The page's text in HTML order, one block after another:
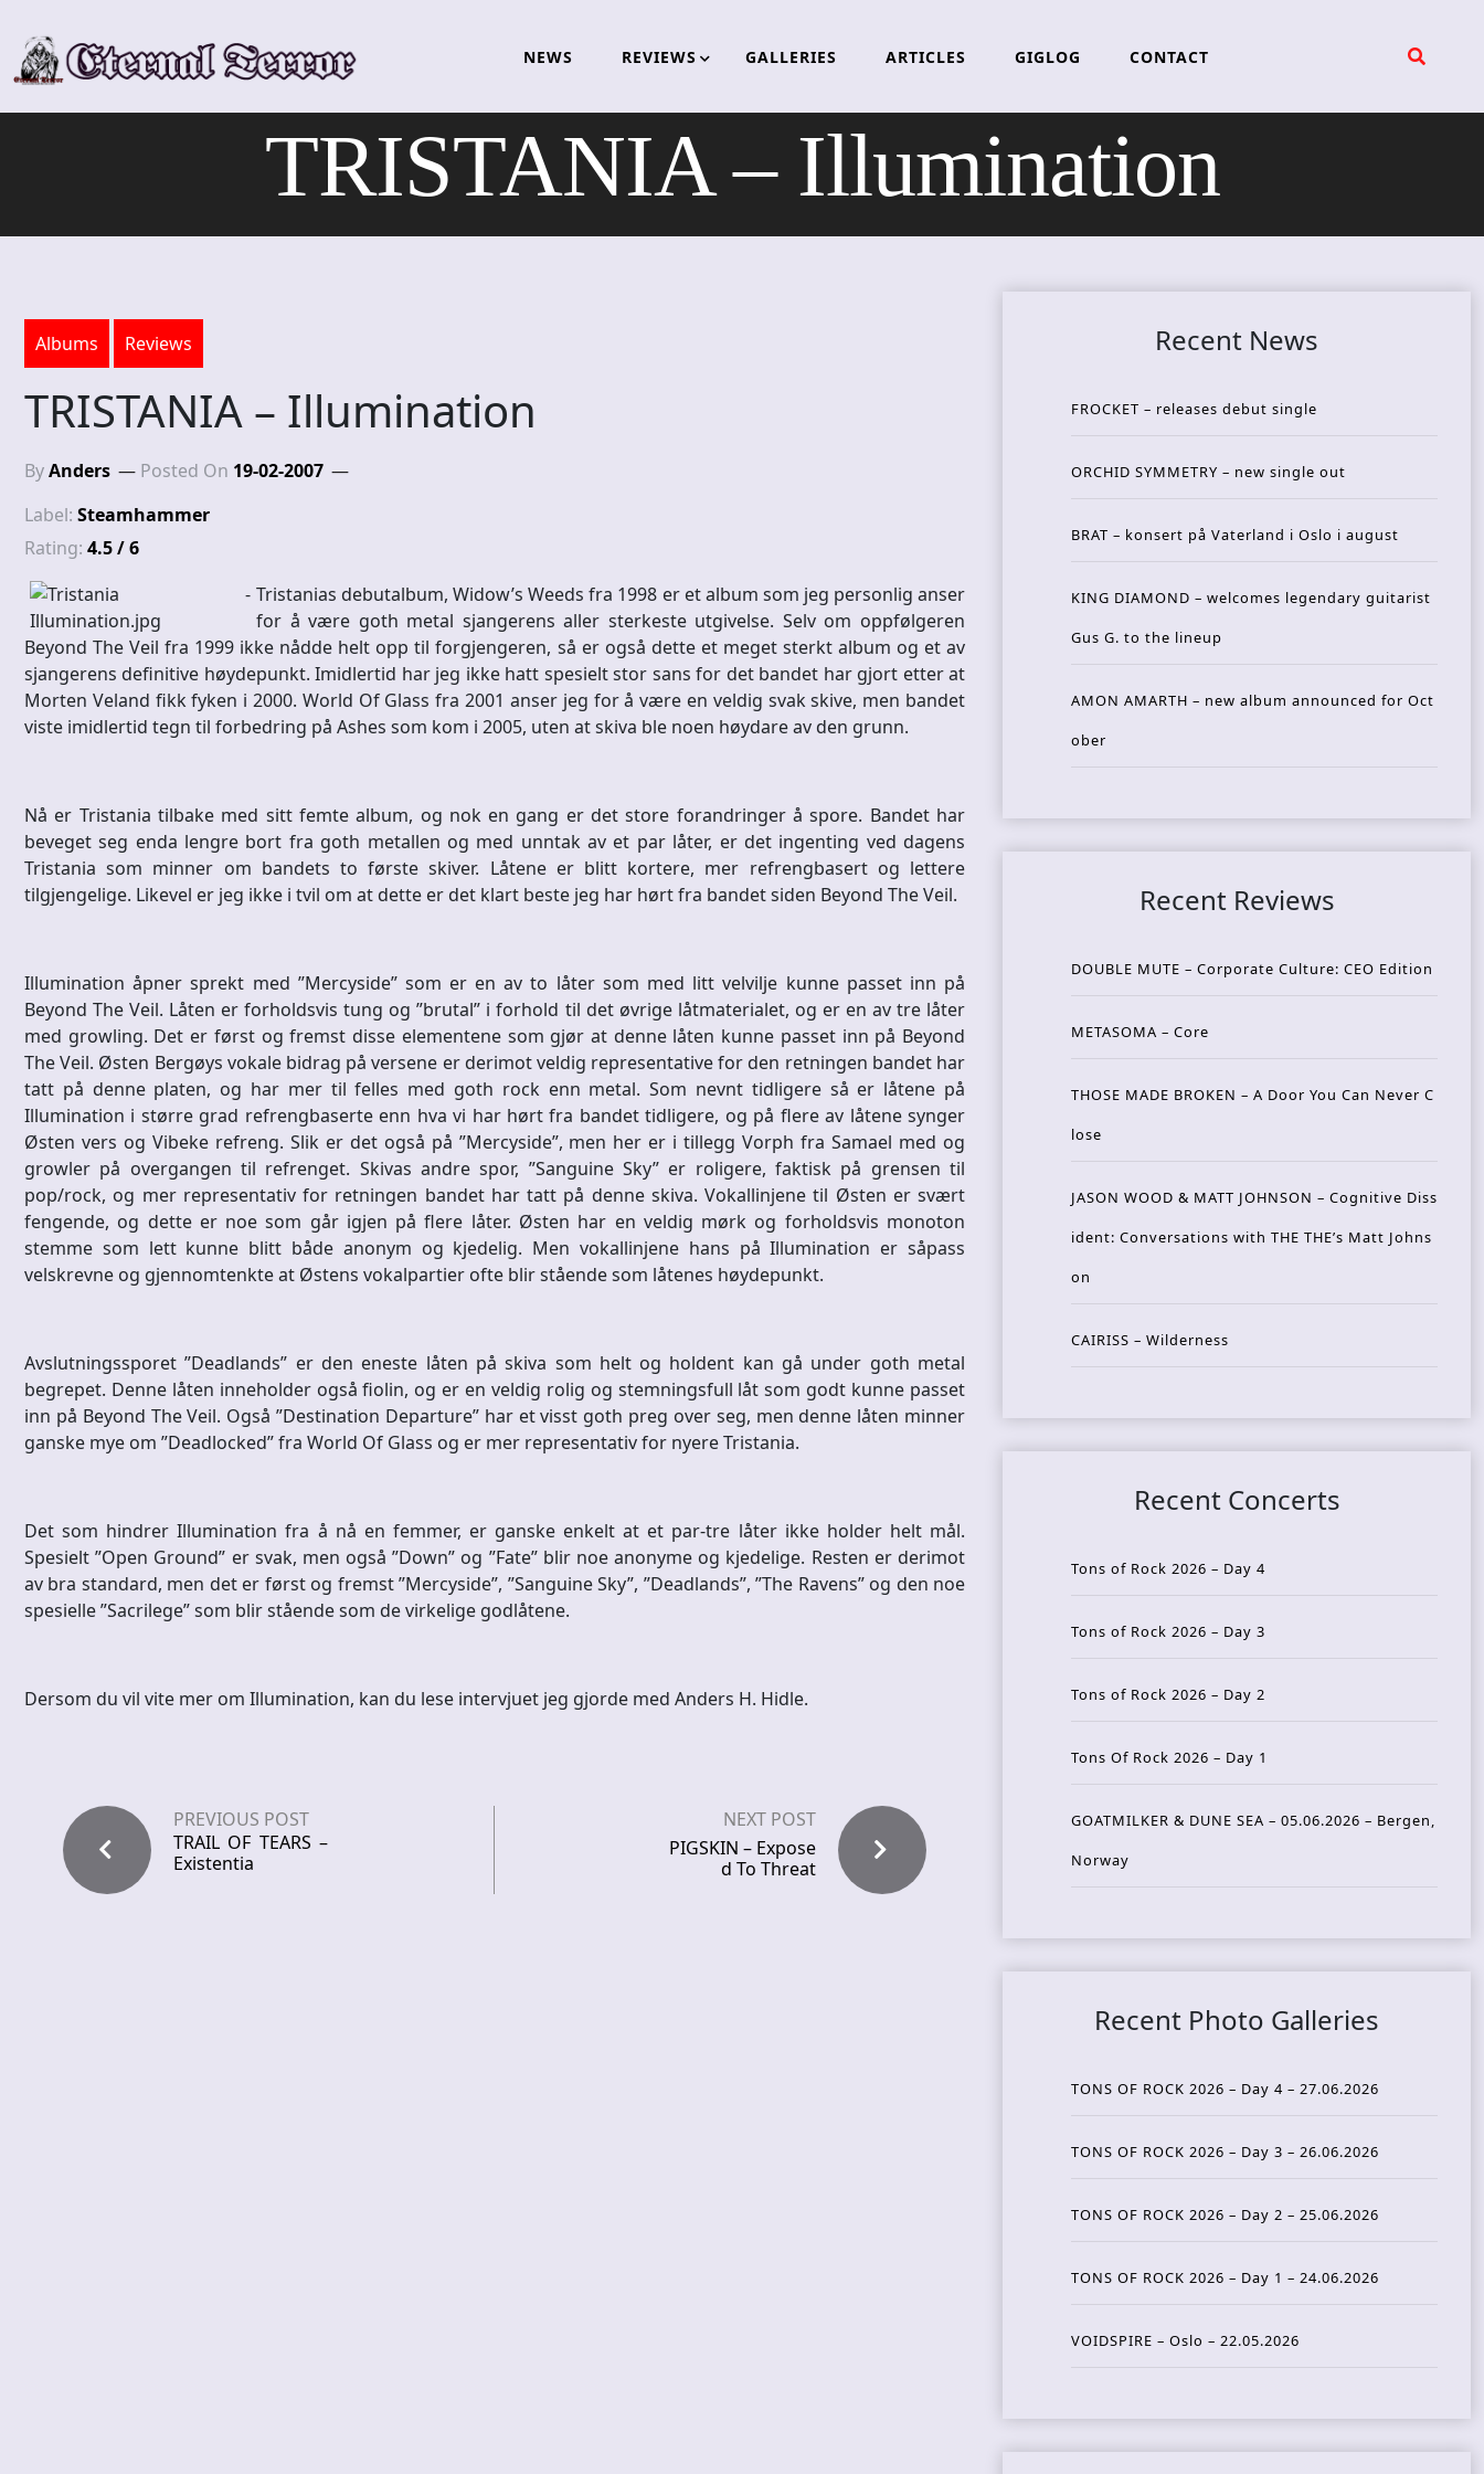
content
NEWS REVIEWS GALLERIES ARTICLES GIGLOG CONTACT
TRISTANIA – Illumination
Albums Reviews
TRISTANIA – Illumination
ByAnders Posted On 19-02-2007
Label: Steamhammer
Rating: 4.5 / 6
Tristanias debutalbum, Widow’s Weeds fra 1998 er et album som jeg personlig anser
for å være goth metal sjangerens aller sterkeste utgivelse. Selv om oppfølgeren
Beyond The Veil fra 1999 ikke nådde helt opp til forgjengeren, så er også dette et meget sterkt album og et av
sjangerens definitive høydepunkt. Imidlertid har jeg ikke hatt spesielt stor sans for det bandet har gjort etter at
Morten Veland fikk fyken i 2000. World Of Glass fra 2001 anser jeg for å være en veldig svak skive, men bandet
viste imidlertid tegn til forbedring på Ashes som kom i 2005, uten at skiva ble noen høydare av den grunn.
Nå er Tristania tilbake med sitt femte album, og nok en gang er det store forandringer å spore. Bandet har
beveget seg enda lengre bort fra goth metallen og med unntak av et par låter, er det ingenting ved dagens
Tristania som minner om bandets to første skiver. Låtene er blitt kortere, mer refrengbasert og lettere
tilgjengelige. Likevel er jeg ikke i tvil om at dette er det klart beste jeg har hørt fra bandet siden Beyond The Veil.
Illumination åpner sprekt med ”Mercyside” som er en av to låter som med litt velvilje kunne passet inn på
Beyond The Veil. Låten er forholdsvis tung og ”brutal” i forhold til det øvrige låtmaterialet, og er en av tre låter
med growling. Det er først og fremst disse elementene som gjør at denne låten kunne passet inn på Beyond
The Veil. Østen Bergøys vokale bidrag på versene er derimot veldig representative for den retningen bandet har
tatt på denne platen, og har mer til felles med goth rock enn metal. Som nevnt tidligere så er låtene på
Illumination i større grad refrengbaserte enn hva vi har hørt fra bandet tidligere, og på flere av låtene synger
Østen vers og Vibeke refreng. Slik er det også på ”Mercyside”, men her er i tillegg Vorph fra Samael med og
growler på overgangen til refrenget. Skivas andre spor, ”Sanguine Sky” er roligere, faktisk på grensen til
pop/rock, og mer representativ for retningen bandet har tatt på denne skiva. Vokallinjene til Østen er svært
fengende, og dette er noe som går igjen på flere låter. Østen har en veldig mørk og forholdsvis monoton
stemme som lett kunne blitt både anonym og kjedelig. Men vokallinjene hans på Illumination er såpass
velskrevne og gjennomtenkte at Østens vokalpartier ofte blir stående som låtenes høydepunkt.
Avslutningssporet ”Deadlands” er den eneste låten på skiva som helt og holdent kan gå under goth metal
begrepet. Denne låten inneholder også fiolin, og er en veldig rolig og stemningsfull låt som godt kunne passet
inn på Beyond The Veil. Også ”Destination Departure” har et visst goth preg over seg, men denne låten minner
ganske mye om ”Deadlocked” fra World Of Glass og er mer representativ for nyere Tristania.
Det som hindrer Illumination fra å nå en femmer, er ganske enkelt at et par-tre låter ikke holder helt mål.
Spesielt ”Open Ground” er svak, men også ”Down” og ”Fate” blir noe anonyme og kjedelige. Resten er derimot
av bra standard, men det er først og fremst ”Mercyside”, ”Sanguine Sky”, ”Deadlands”, ”The Ravens” og den noe
spesielle ”Sacrilege” som blir stående som de virkelige godlåtene.
Dersom du vil vite mer om Illumination, kan du lese intervjuet jeg gjorde med Anders H. Hidle.
PREVIOUS POST
TRAIL OF TEARS –
Existentia
NEXT POST
PIGSKIN – Expose
d To Threat
Recent News
FROCKET – releases debut single
ORCHID SYMMETRY – new single out
BRAT – konsert på Vaterland i Oslo i august
KING DIAMOND – welcomes legendary guitarist
Gus G. to the lineup
AMON AMARTH – new album announced for Oct
ober
Recent Reviews
DOUBLE MUTE – Corporate Culture: CEO Edition
METASOMA – Core
THOSE MADE BROKEN – A Door You Can Never C
lose
JASON WOOD & MATT JOHNSON – Cognitive Diss
ident: Conversations with THE THE’s Matt Johns
on
CAIRISS – Wilderness
Recent Concerts
Tons of Rock 2026 – Day 4
Tons of Rock 2026 – Day 3
Tons of Rock 2026 – Day 2
Tons Of Rock 2026 – Day 1
GOATMILKER & DUNE SEA – 05.06.2026 – Bergen,
Norway
Recent Photo Galleries
TONS OF ROCK 2026 – Day 4 – 27.06.2026
TONS OF ROCK 2026 – Day 3 – 26.06.2026
TONS OF ROCK 2026 – Day 2 – 25.06.2026
TONS OF ROCK 2026 – Day 1 – 24.06.2026
VOIDSPIRE – Oslo – 22.05.2026